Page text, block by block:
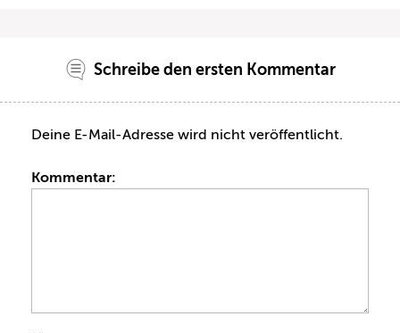
Schreibe den ersten Kommentar
Deine E-Mail-Adresse wird nicht veröffentlicht.
Kommentar: